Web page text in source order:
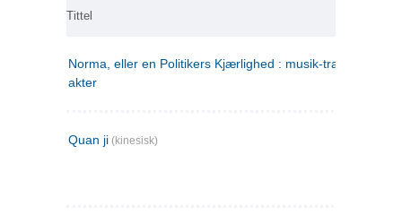
Tittel
Norma, eller en Politikers Kjærlighed : musik-tragedie i tre
akter
Quan ji (kinesisk)